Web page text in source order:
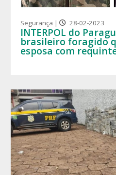
Segurança | 28-02-2023
INTERPOL do
brasileiro foragido
esposa com